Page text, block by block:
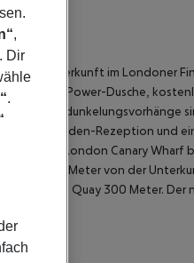
Unterkunft im Londoner
Bad mit Power-Dusche,
Safe.
24-Stunden-Rezeption und
A Hotel London Canary Wharf
nur 600 Meter von der
West India Quay 300 Meter.
,
Dir
.